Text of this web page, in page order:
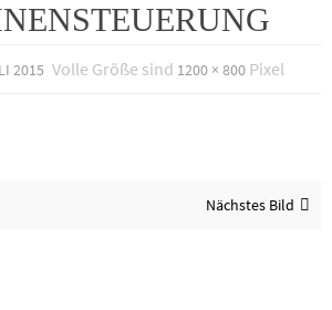
2015 Volle Größe sind 1200 × 800Pixel
Nächstes Bild